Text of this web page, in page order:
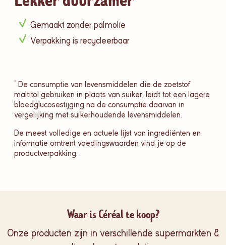
Gemaakt zonder palmolie
Verpakking is recycleerbaar
* De consumptie van levensmiddelen die de zoetstof
maltitol gebruiken in plaats van suiker, leidt tot een lagere
bloedglucosestijging na de consumptie daarvan in
vergelijking met suikerhoudende levensmiddelen.
De meest volledige en actuele lijst van ingrediënten en
informatie omtrent voedingswaarden vind je op de
productverpakking.
Waar is Céréal te koop?
Onze producten zijn in verschillende supermarkten &